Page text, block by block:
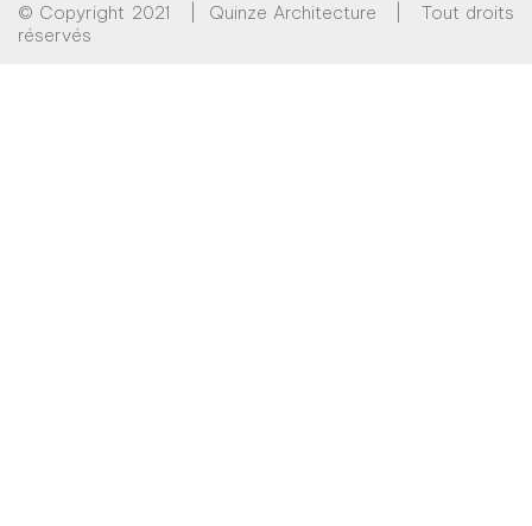
© Copyright 2021 | Quinze Architecture | Tout droits
réservés